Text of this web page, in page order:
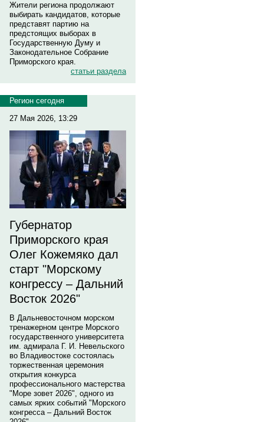
Жители региона продолжают
выбирать кандидатов, которые
представят партию на
предстоящих выборах в
Государственную Думу и
Законодательное Собрание
Приморского края.
статьи раздела
Регион сегодня
27 Мая 2026, 13:29
Губернатор
Приморского края
Олег Кожемяко дал
старт "Морскому
конгрессу – Дальний
Восток 2026"
В Дальневосточном морском
тренажерном центре Морского
государственного университета
им. адмирала Г. И. Невельского
во Владивостоке состоялась
торжественная церемония
открытия конкурса
профессионального мастерства
"Море зовет 2026", одного из
самых ярких событий "Морского
конгресса – Дальний Восток